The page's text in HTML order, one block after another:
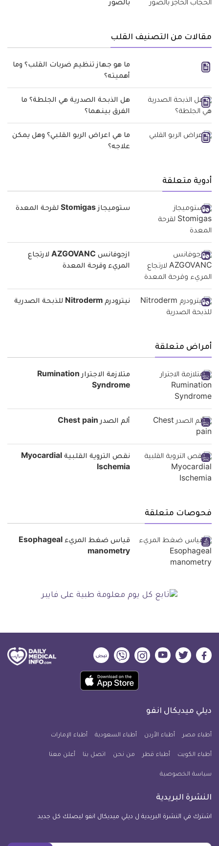
بالصور
مقالات من التصنيف القلب
ما هو جهاز تنظيم ضربات القلب؟ وما
أهميته؟
هل الذبحة الصدرية هي الجلطة؟ ما
الفرق بينهما؟
ما هي اعراض الربو القلبي؟ وهل يمكن
علاجه؟
أدوية متعلقة
ستوميجاز Stomigas لقرحة المعدة
ازجوفانس AZGOVANC لارتجاع
المريء وقرحة المعدة
نيترودرم Nitroderm للذبحة الصدرية
أمراض متعلقة
متلازمة الاجترار Rumination
Syndrome
ألم الصدر Chest pain
نقص التروية القلبية Myocardial
Ischemia
فحوصات متعلقة
قياس ضغط المريء Esophageal
manometry
ديلي
فيسبوك
ديلي
تويتر
ديلي
ميديكال
يوتيوب
ديلي
ميديكال
انفو
ديلي
ميديكال
انفو
ديلي
ميديكال
انفو
حمل
تطبيق
معلومة
للآيفون
ديلي ميديكال انفو
أطباء مصر أطباء الأردن أطباء السعودية أطباء الإمارات
أطباء الكويت أطباء قطر من نحن اتصل بنا أعلن معنا
سياسة الخصوصية
النشرة البريدية
اشترك في النشرة البريدية ل ديلي ميديكال انفو ليصلك كل جديد